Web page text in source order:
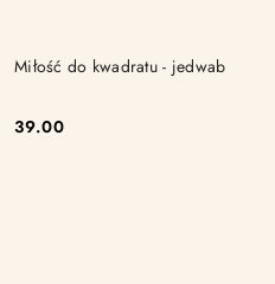
Miłość do kwadratu - jedwab
Cena:
39.00